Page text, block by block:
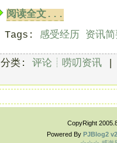
阅读全文...
Tags: 感受经历 资讯
分类: 评论┊唠叨资讯
CopyRight
Powered By PJBlog2